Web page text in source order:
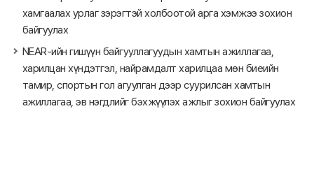
хамгаалах урлаг зэрэгтэй холбоотой арга хэмжээ зохион
байгуулах
NEAR-ийн гишүүн байгууллагуудын хамтын ажиллагаа,
харилцан хүндэтгэл, найрамдалт харилцаа мөн биеийн
тамир, спортын гол агуулган дээр суурилсан хамтын
ажиллагаа, эв нэгдлийг бэхжүүлэх ажлыг зохион байгуулах